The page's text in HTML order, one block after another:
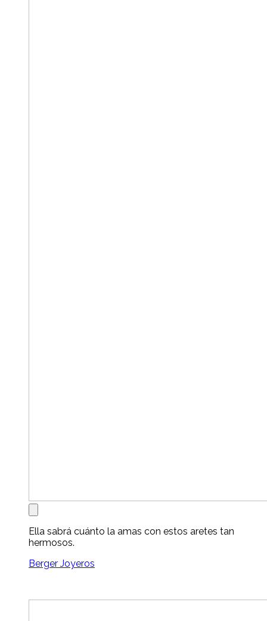
Ella sabrá cuánto la amas con estos aretes tan
hermosos.
Berger Joyeros